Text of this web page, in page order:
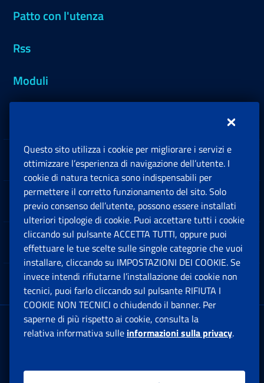
Patto con l'utenza
Rss
Moduli
Sedi e Contatti
Software
Note Legali
App mobile
Sede Legale : Via Ciro il Grande, 21
00144 Roma
Questo sito utilizza i cookie per migliorare i servizi e
ottimizzare l’esperienza di navigazione dell’utente. I
cookie di natura tecnica sono indispensabili per
permettere il corretto funzionamento del sito. Solo
previo consenso dell’utente, possono essere installati
ulteriori tipologie di cookie. Puoi accettare tutti i cookie
cliccando sul pulsante ACCETTA TUTTI, oppure puoi
effettuare le tue scelte sulle singole categorie che vuoi
installare, cliccando su IMPOSTAZIONI DEI COOKIE. Se
invece intendi rifiutarne l’installazione dei cookie non
tecnici, puoi farlo cliccando sul pulsante RIFIUTA I
COOKIE NON TECNICI o chiudendo il banner. Per
saperne di più rispetto ai cookie, consulta la
relativa informativa sulle informazioni sulla privacy.